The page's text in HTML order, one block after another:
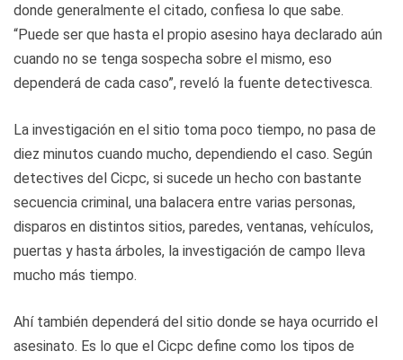
donde generalmente el citado, confiesa lo que sabe.
“Puede ser que hasta el propio asesino haya declarado aún
cuando no se tenga sospecha sobre el mismo, eso
dependerá de cada caso”, reveló la fuente detectivesca.
La investigación en el sitio toma poco tiempo, no pasa de
diez minutos cuando mucho, dependiendo el caso. Según
detectives del Cicpc, si sucede un hecho con bastante
secuencia criminal, una balacera entre varias personas,
disparos en distintos sitios, paredes, ventanas, vehículos,
puertas y hasta árboles, la investigación de campo lleva
mucho más tiempo.
Ahí también dependerá del sitio donde se haya ocurrido el
asesinato. Es lo que el Cicpc define como los tipos de